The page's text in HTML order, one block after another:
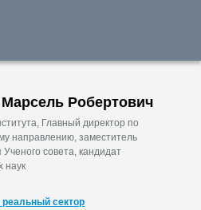
Робертович
Главный директор по
направлению, заместитель
совета, кандидат
наук
сектор